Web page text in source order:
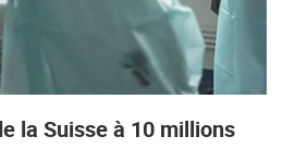
la Suisse à 10 millions